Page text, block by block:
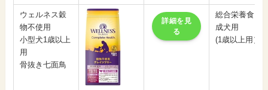
ウェルネス穀
物不使用
小型犬1歳以上
用
骨抜き七面鳥
詳細を見
る
総合栄養食
成犬用
(1歳以上用）